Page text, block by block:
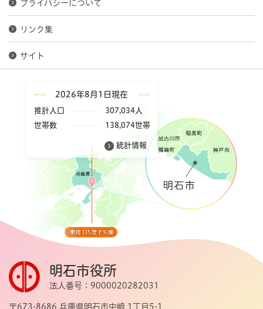
プライバシーについて
リンク集
サイト
2026年8月1日現在
推計人口
307,034人
世帯数
138,074世帯
統計情報
明石市役所
法人番号：9000020282031
〒673-8686 兵庫県明石市中崎 1丁目5-1